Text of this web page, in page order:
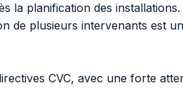
la planification des installations.
de plusieurs intervenants est
CVC, avec une forte